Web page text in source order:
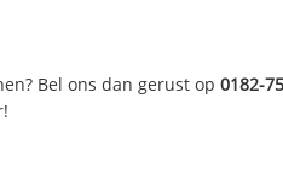
Bel ons dan gerust op0182-